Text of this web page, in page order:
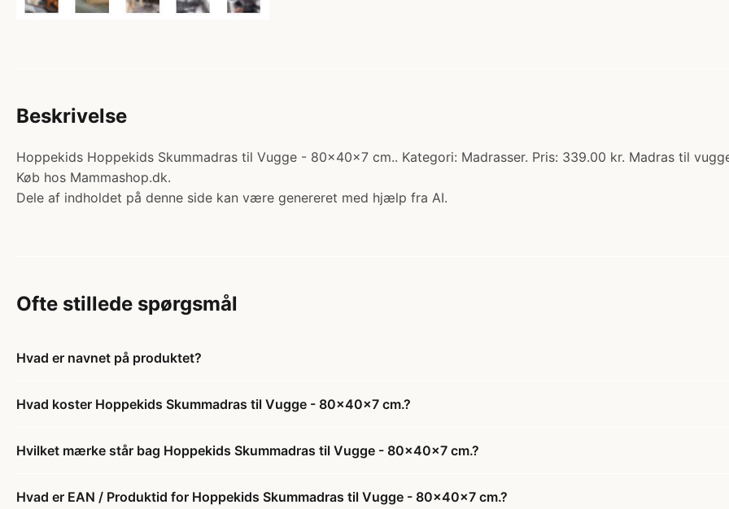
Beskrivelse
Hoppekids Hoppekids Skummadras til Vugge - 80x40x7 cm.. Kategori: Madrasser. Pris: 339.00 kr. Madras til
Køb hos Mammashop.dk.
Dele af indholdet på denne side kan være genereret med hjælp fra AI.
Ofte stillede spørgsmål
Hvad er navnet på produktet?
Hvad koster Hoppekids Skummadras til Vugge - 80x40x7 cm.?
Hvilket mærke står bag Hoppekids Skummadras til Vugge - 80x40x7 cm.?
Hvad er EAN / Produktid for Hoppekids Skummadras til Vugge - 80x40x7 cm.?